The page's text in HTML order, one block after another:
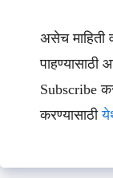
असेच माहिती
पाहण्यासाठी
Subscribe
करण्यासाठी